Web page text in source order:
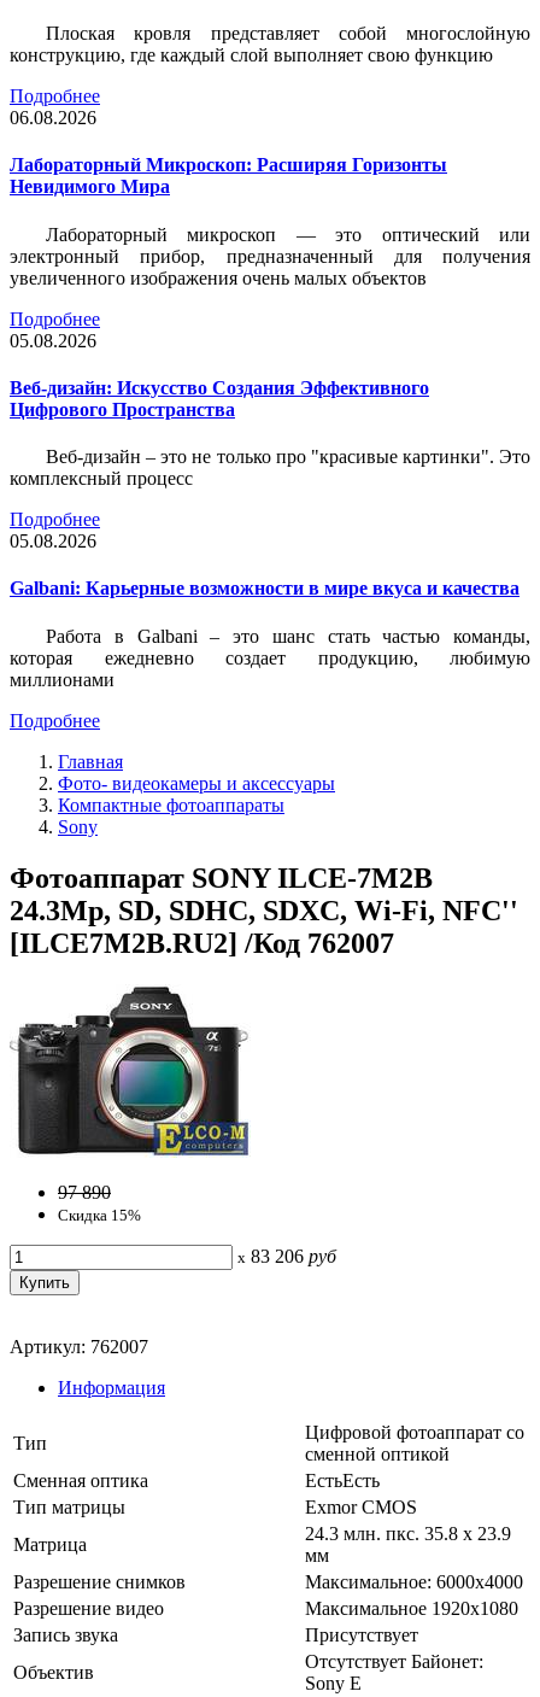
Плоская кровля представляет собой многослойную
конструкцию, где каждый слой выполняет свою функцию
Подробнее
06.08.2026
Лабораторный Микроскоп: Расширяя Горизонты
Невидимого Мира
Лабораторный микроскоп — это оптический или
электронный прибор, предназначенный для получения
увеличенного изображения очень малых объектов
Подробнее
05.08.2026
Веб-дизайн: Искусство Создания Эффективного
Цифрового Пространства
Веб-дизайн – это не только про "красивые картинки". Это
комплексный процесс
Подробнее
05.08.2026
Galbani: Карьерные возможности в мире вкуса и качества
Работа в Galbani – это шанс стать частью команды,
которая ежедневно создает продукцию, любимую
миллионами
Подробнее
Главная
Фото- видеокамеры и аксессуары
Компактные фотоаппараты
Sony
Фотоаппарат SONY ILCE-7M2B
24.3Mp, SD, SDHC, SDXC, Wi-Fi, NFC''
[ILCE7M2B.RU2] /Код 762007
97 890
Скидка 15%
x 83 206 руб
Артикул: 762007
Информация
Тип
Цифровой фотоаппарат со
сменной оптикой
Сменная оптика
ЕстьЕсть
Тип матрицы
Exmor CMOS
Матрица
24.3 млн. пкс. 35.8 x 23.9
мм
Разрешение снимков
Максимальное: 6000x4000
Разрешение видео
Максимальное 1920x1080
Запись звука
Присутствует
Объектив
Отсутствует Байонет:
Sony E